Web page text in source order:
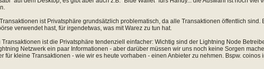
ist Privatsphäre grundsätzlich problematisch, da alle Transaktionen öffentlich sind.
verwendet hast, für irgendetwas, was mit Warez zu tun hat.
Transaktionen ist die Privatsphäre tendenziell einfacher: Wichtig sind der Lightning Node
Netzwerk ein paar Informationen - aber darüber müssen wir uns noch keine Sorgen
für kleine Transaktionen - wie wir es heute vorhaben - einen Anbieter zu nehmen. Bspw.